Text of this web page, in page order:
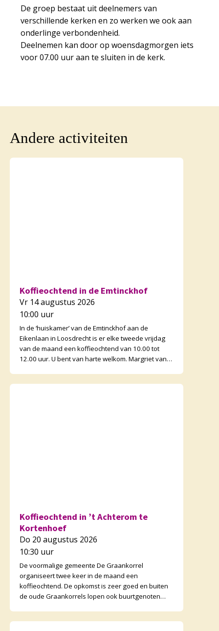
De groep bestaat uit deelnemers van
verschillende kerken en zo werken we ook aan
onderlinge verbondenheid.
Deelnemen kan door op woensdagmorgen iets
voor 07.00 uur aan te sluiten in de kerk.
Andere activiteiten
Koffieochtend in de Emtinckhof
Vr 14 augustus 2026
10:00 uur
In de ‘huiskamer’ van de Emtinckhof aan de
Eikenlaan in Loosdrecht is er elke tweede vrijdag
van de maand een koffieochtend van 10.00 tot
12.00 uur. U bent van harte welkom. Margriet van
Koffieochtend in ’t Achterom te
Kortenhoef
Do 20 augustus 2026
10:30 uur
De voormalige gemeente De Graankorrel
organiseert twee keer in de maand een
koffieochtend. De opkomst is zeer goed en buiten
de oude Graankorrels lopen ook buurtgenoten